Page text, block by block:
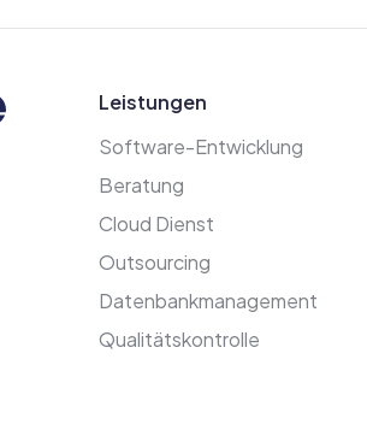
Leistungen
Software-Entwicklung
Beratung
Cloud Dienst
Outsourcing
Datenbankmanagement
Qualitätskontrolle